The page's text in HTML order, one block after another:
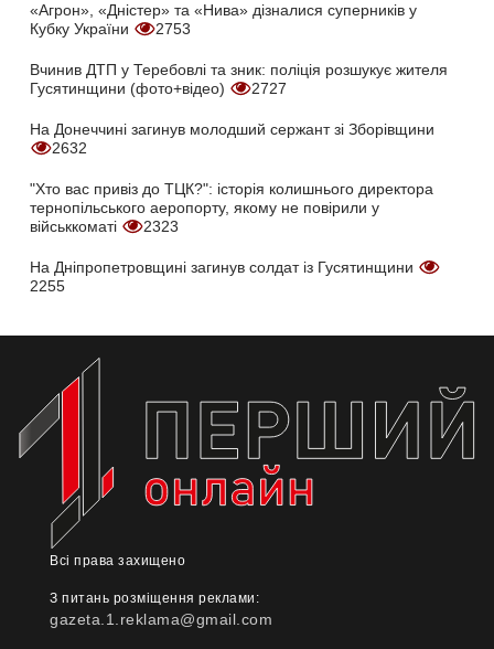
«Агрон», «Дністер» та «Нива» дізналися суперників у
Кубку України
2753
Вчинив ДТП у Теребовлі та зник: поліція розшукує жителя
Гусятинщини (фото+відео)
2727
На Донеччині загинув молодший сержант зі Зборівщини
2632
"Хто вас привіз до ТЦК?": історія колишнього директора
тернопільського аеропорту, якому не повірили у
військкоматі
2323
На Дніпропетровщині загинув солдат із Гусятинщини
2255
Всі права захищено
З питань розміщення реклами:
gazeta.1.reklama@gmail.com